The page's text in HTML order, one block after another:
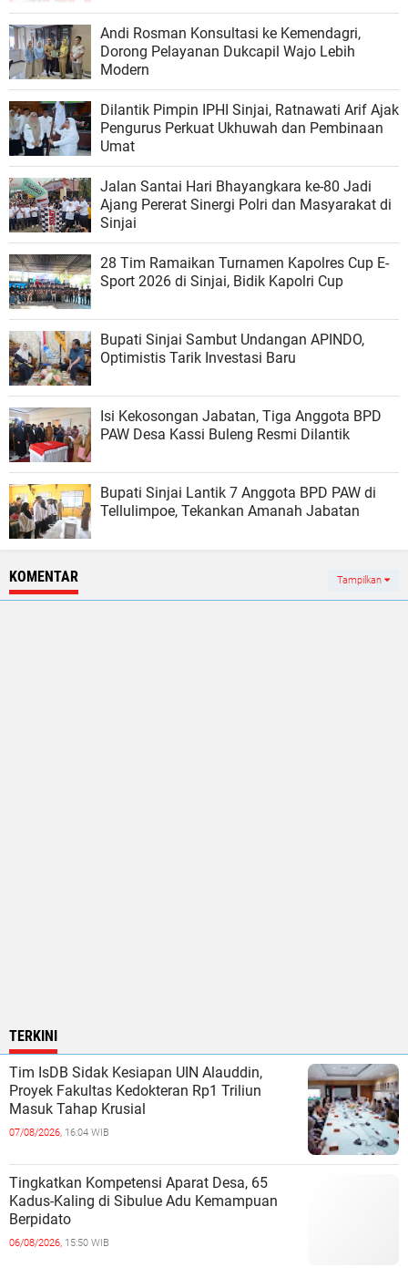
Andi Rosman Konsultasi ke Kemendagri,
Dorong Pelayanan Dukcapil Wajo Lebih
Modern
Dilantik Pimpin IPHI Sinjai, Ratnawati Arif Ajak
Pengurus Perkuat Ukhuwah dan Pembinaan
Umat
Jalan Santai Hari Bhayangkara ke-80 Jadi
Ajang Pererat Sinergi Polri dan Masyarakat di
Sinjai
28 Tim Ramaikan Turnamen Kapolres Cup E-
Sport 2026 di Sinjai, Bidik Kapolri Cup
Bupati Sinjai Sambut Undangan APINDO,
Optimistis Tarik Investasi Baru
Isi Kekosongan Jabatan, Tiga Anggota BPD
PAW Desa Kassi Buleng Resmi Dilantik
Bupati Sinjai Lantik 7 Anggota BPD PAW di
Tellulimpoe, Tekankan Amanah Jabatan
KOMENTAR Tampilkan
TERKINI
Tim IsDB Sidak Kesiapan UIN Alauddin,
Proyek Fakultas Kedokteran Rp1 Triliun
Masuk Tahap Krusial
07/08/2026, 16:04 WIB
Tingkatkan Kompetensi Aparat Desa, 65
Kadus-Kaling di Sibulue Adu Kemampuan
Berpidato
06/08/2026, 15:50 WIB